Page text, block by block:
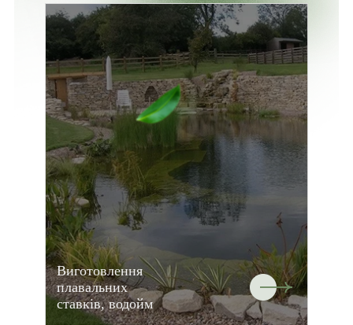
Виготовлення
плавальних
ставків, водойм